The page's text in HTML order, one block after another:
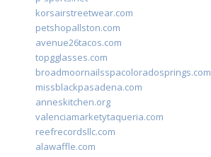
korsairstreetwear.com
petshopallston.com
avenue26tacos.com
topgglasses.com
broadmoornailsspacoloradosprings.com
missblackpasadena.com
anneskitchen.org
valenciamarketytaqueria.com
reefrecordsllc.com
alawaffle.com